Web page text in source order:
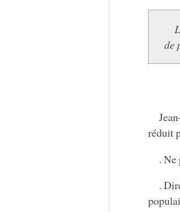
de
réduit
. Ne
.